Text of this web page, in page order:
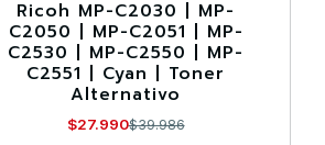
-30%
Agotado
Ricoh MP-C2030 | MP-
C2050 | MP-C2051 | MP-
C2530 | MP-C2550 | MP-
C2551 | Cyan | Toner
Alternativo
$27.990$39.986